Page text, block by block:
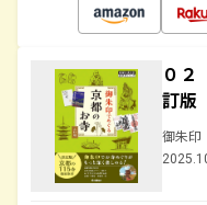
０
訂版
御朱印